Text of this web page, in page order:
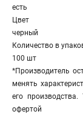
есть
Цвет
черный
Количество в
100 шт
*Производитель
менять
его
офертой